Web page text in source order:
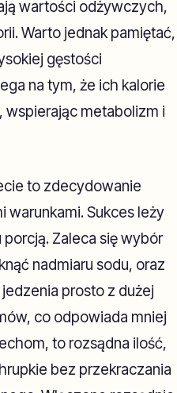
wartości odżywczych,
Warto jednak pamiętać,
gęstości
na tym, że ich kalorie
wspierając metabolizm i
to zdecydowanie
warunkami. Sukces leży
Zaleca się wybór
nadmiaru sodu, oraz
prosto z dużej
co odpowiada mniej
to rozsądna ilość,
bez przekraczania